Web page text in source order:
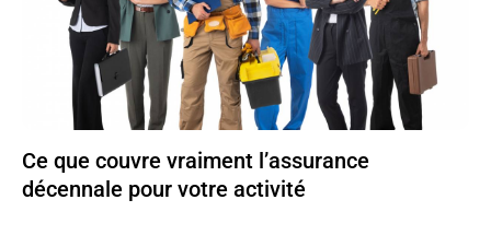
Ce que couvre vraiment l’assurance
décennale pour votre activité